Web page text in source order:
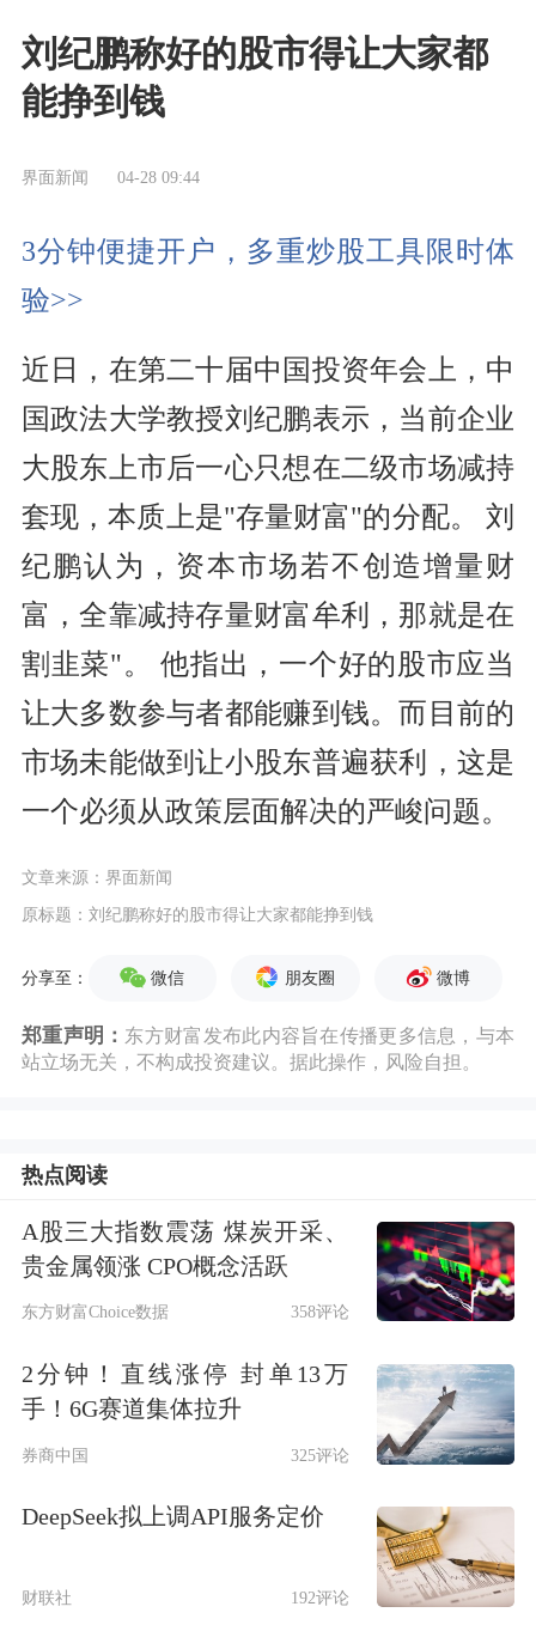
刘纪鹏称好的股市得让大家都
能挣到钱
界面新闻 04-28 09:44
3分钟便捷开户，多重炒股工具限时体
验>>
近日，在第二十届中国投资年会上，中
国政法大学教授刘纪鹏表示，当前企业
大股东上市后一心只想在二级市场减持
套现，本质上是"存量财富"的分配。 刘
纪鹏认为，资本市场若不创造增量财
富，全靠减持存量财富牟利，那就是在
割韭菜"。 他指出，一个好的股市应当
让大多数参与者都能赚到钱。而目前的
市场未能做到让小股东普遍获利，这是
一个必须从政策层面解决的严峻问题。
文章来源：界面新闻
原标题：刘纪鹏称好的股市得让大家都能挣到钱
分享至： 微信 朋友圈 微博
郑重声明： 东方财富发布此内容旨在传播更多信息，与本
站立场无关，不构成投资建议。据此操作，风险自担。
热点阅读
A股三大指数震荡 煤炭开采、
贵金属领涨 CPO概念活跃
东方财富Choice数据 358评论
2分钟！直线涨停 封单13万
手！6G赛道集体拉升
券商中国 325评论
DeepSeek拟上调API服务定价
财联社 192评论